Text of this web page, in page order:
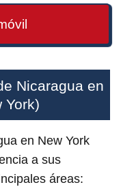
Nicaragua en
York)
en New York
a sus
áreas: